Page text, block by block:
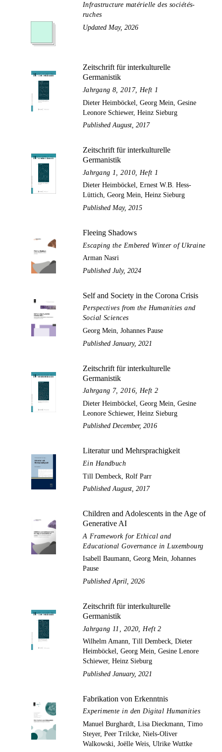
Infrastructure matérielle des sociétés-
ruches
Updated May, 2026
Zeitschrift für interkulturelle
Germanistik
Jahrgang 8, 2017, Heft 1
Dieter Heimböckel, Georg Mein, Gesine
Leonore Schiewer, Heinz Sieburg
Published August, 2017
Zeitschrift für interkulturelle
Germanistik
Jahrgang 1, 2010, Heft 1
Dieter Heimböckel, Ernest W.B. Hess-
Lüttich, Georg Mein, Heinz Sieburg
Published May, 2015
Fleeing Shadows
Escaping the Embered Winter of Ukraine
Arman Nasri
Published July, 2024
Self and Society in the Corona Crisis
Perspectives from the Humanities and
Social Sciences
Georg Mein, Johannes Pause
Published January, 2021
Zeitschrift für interkulturelle
Germanistik
Jahrgang 7, 2016, Heft 2
Dieter Heimböckel, Georg Mein, Gesine
Leonore Schiewer, Heinz Sieburg
Published December, 2016
Literatur und Mehrsprachigkeit
Ein Handbuch
Till Dembeck, Rolf Parr
Published August, 2017
Children and Adolescents in the Age of
Generative AI
A Framework for Ethical and
Educational Governance in Luxembourg
Isabell Baumann, Georg Mein, Johannes
Pause
Published April, 2026
Zeitschrift für interkulturelle
Germanistik
Jahrgang 11, 2020, Heft 2
Wilhelm Amann, Till Dembeck, Dieter
Heimböckel, Georg Mein, Gesine Lenore
Schiewer, Heinz Sieburg
Published January, 2021
Fabrikation von Erkenntnis
Experimente in den Digital Humanities
Manuel Burghardt, Lisa Dieckmann, Timo
Steyer, Peer Trilcke, Niels-Oliver
Walkowski, Joëlle Weis, Ulrike Wuttke